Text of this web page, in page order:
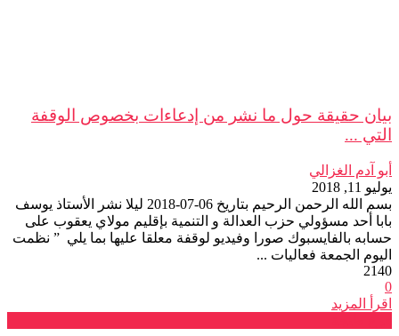
بيان حقيقة حول ما نشر من إدعاءات بخصوص الوقفة
التي ...
أبو آدم الغزالي
يوليو 11, 2018
بسم الله الرحمن الرحيم بتاريخ 06-07-2018 ليلا نشر الأستاذ يوسف
بابا أحد مسؤولي حزب العدالة و التنمية بإقليم مولاي يعقوب على
حسابه بالفايسبوك صورا وفيديو لوقفة معلقا عليها بما يلي ” نظمت
اليوم الجمعة فعاليات ...
2140
0
اقرأ المزيد